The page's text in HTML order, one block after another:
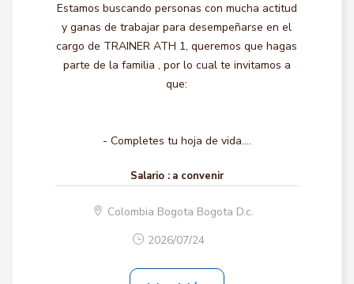
Estamos buscando personas con mucha actitud
y ganas de trabajar para desempeñarse en el
cargo de TRAINER ATH 1, queremos que hagas
parte de la familia , por lo cual te invitamos a
que:
- Completes tu hoja de vida....
Salario : a convenir
Colombia Bogota Bogota D.c.
2026/07/24